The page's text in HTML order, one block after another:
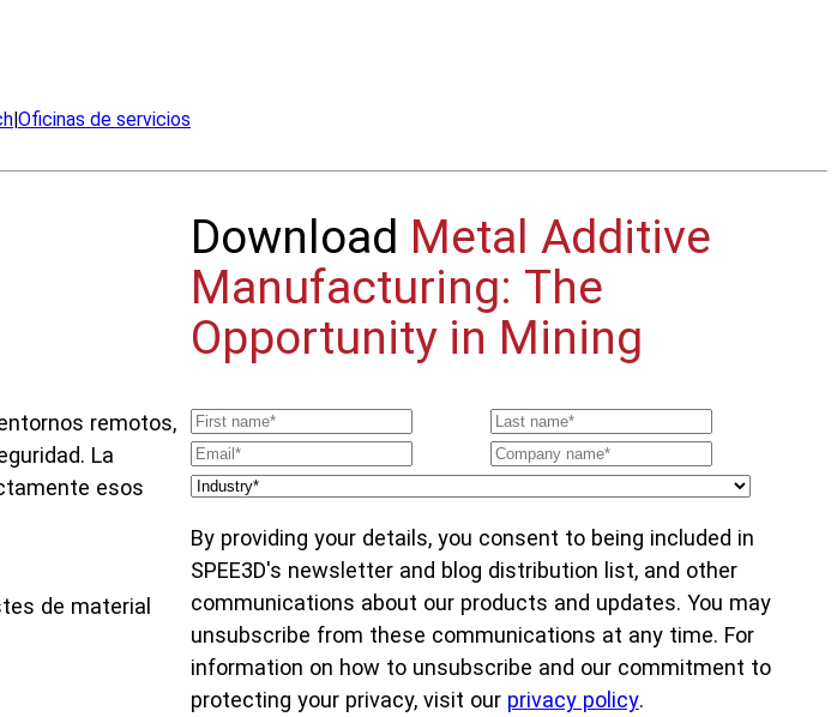
|Oficinas de servicios
remotos,
La
esos
de material
Download Metal Additive
Manufacturing: The
Opportunity in Mining
By providing your details, you consent to being included in
SPEE3D's newsletter and blog distribution list, and other
communications about our products and updates. You may
unsubscribe from these communications at any time. For
information on how to unsubscribe and our commitment to
protecting your privacy, visit our privacy policy.